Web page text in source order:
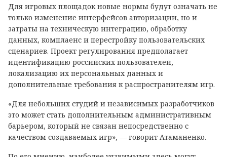
Для игровых площадок новые нормы будут означать не
только изменение интерфейсов авторизации, но и
затраты на техническую интеграцию, обработку
данных, комплаенс и перестройку пользовательских
сценариев. Проект регулирования предполагает
идентификацию российских пользователей,
локализацию их персональных данных и
дополнительные требования к распространителям игр.
«Для небольших студий и независимых разработчиков
это может стать дополнительным административным
барьером, который не связан непосредственно с
качеством создаваемых игр», — говорит Атаманенко.